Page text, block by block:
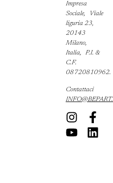
Impresa
Sociale, Viale
liguria 23,
20143
Milano,
Italia, P.I. &
C.F.
08720810962.
Contattaci